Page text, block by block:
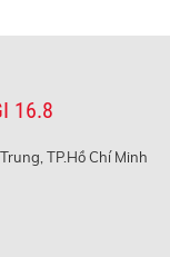
16.8
TP.Hồ Chí Minh